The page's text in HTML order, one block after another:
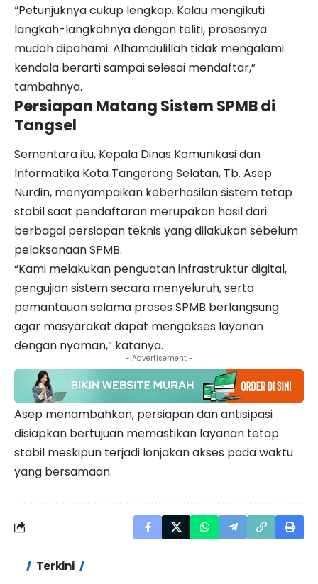
“Petunjuknya cukup lengkap. Kalau mengikuti
langkah-langkahnya dengan teliti, prosesnya
mudah dipahami. Alhamdulillah tidak mengalami
kendala berarti sampai selesai mendaftar,”
tambahnya.
Persiapan Matang Sistem SPMB di
Tangsel
Sementara itu, Kepala Dinas Komunikasi dan
Informatika Kota Tangerang Selatan, Tb. Asep
Nurdin, menyampaikan keberhasilan sistem tetap
stabil saat pendaftaran merupakan hasil dari
berbagai persiapan teknis yang dilakukan sebelum
pelaksanaan SPMB.
“Kami melakukan penguatan infrastruktur digital,
pengujian sistem secara menyeluruh, serta
pemantauan selama proses SPMB berlangsung
agar masyarakat dapat mengakses layanan
dengan nyaman,” katanya.
- Advertisement -
Asep menambahkan, persiapan dan antisipasi
disiapkan bertujuan memastikan layanan tetap
stabil meskipun terjadi lonjakan akses pada waktu
yang bersamaan.
Terkini